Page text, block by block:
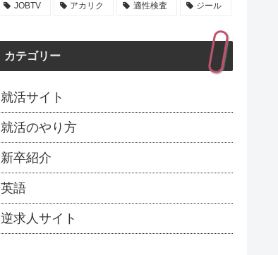
JOBTV アカリク 適性検査 ジール
カテゴリー
就活サイト
就活のやり方
新卒紹介
英語
逆求人サイト